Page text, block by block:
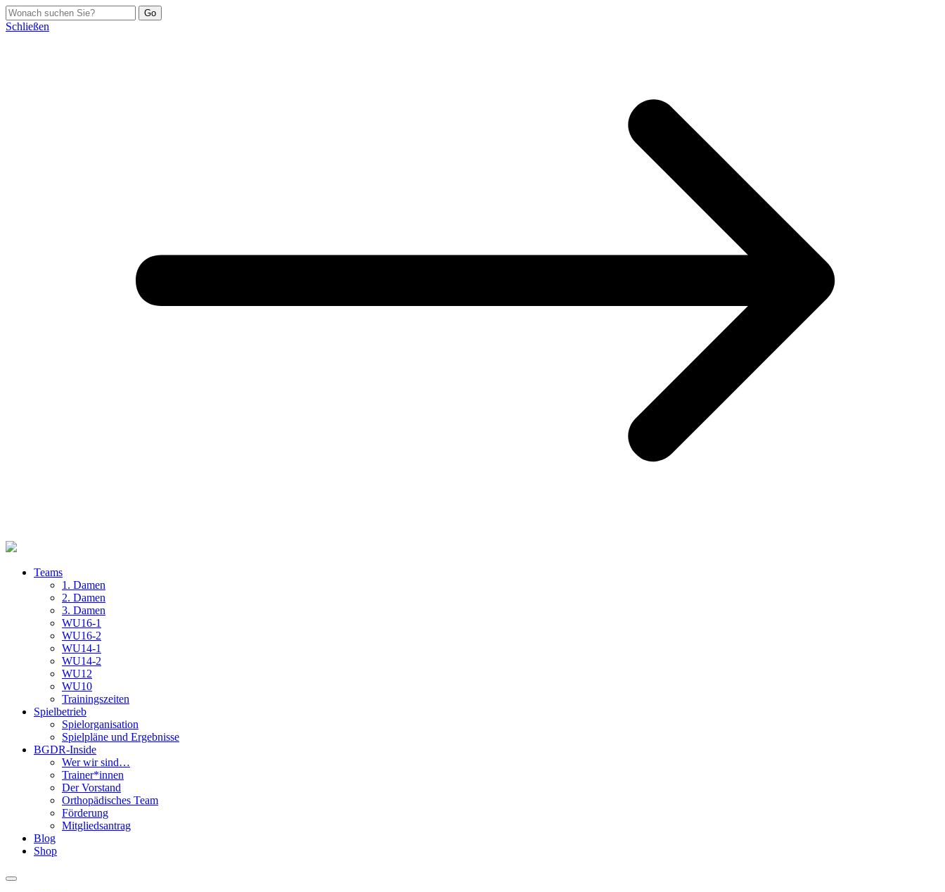
Schließen
Teams
1. Damen
2. Damen
3. Damen
WU16-1
WU16-2
WU14-1
WU14-2
WU12
WU10
Trainingszeiten
Spielbetrieb
Spielorganisation
Spielpläne und Ergebnisse
BGDR-Inside
Wer wir sind…
Trainer*innen
Der Vorstand
Orthopädisches Team
Förderung
Mitgliedsantrag
Blog
Shop